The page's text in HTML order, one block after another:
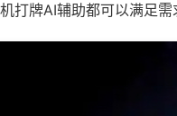
打牌AI辅助都可以满足需